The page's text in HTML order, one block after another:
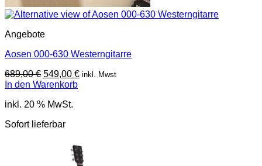
Angebote
Aosen 000-630 Westerngitarre
689,00€ Ursprünglicher
Preis
689,00 €
549,00 €Aktueller
inkl. Mwst
In den Warenkorb
inkl. 20 % MwSt.
Sofort lieferbar